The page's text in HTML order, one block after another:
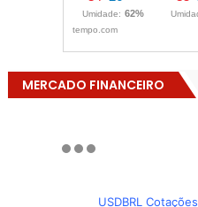
MERCADO FINANCEIRO
USDBRL Cotações